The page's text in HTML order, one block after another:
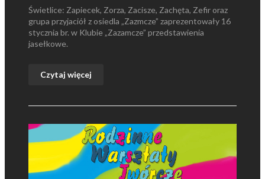
Świetlice: Zapiecek, Zorza, Zacisze, Zachęta, Zefir oraz
grupa przyjaciół z osiedla „Zazmcze” zaprezentowały 16
stycznia br. w Klubie „Zazamcze” przedstawienia
jasełkowe.
Czytaj więcej